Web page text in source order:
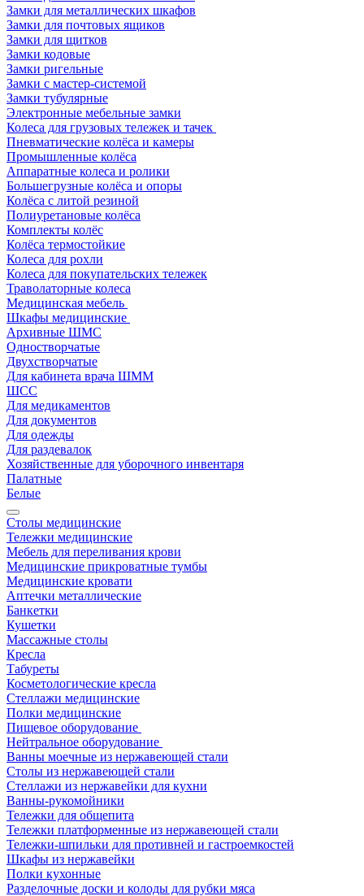
Замки для металлических шкафов
Замки для почтовых ящиков
Замки для щитков
Замки кодовые
Замки ригельные
Замки с мастер-системой
Замки тубулярные
Электронные мебельные замки
Колеса для грузовых тележек и тачек
Пневматические колёса и камеры
Промышленные колёса
Аппаратные колеса и ролики
Большегрузные колёса и опоры
Колёса с литой резиной
Полиуретановые колёса
Комплекты колёс
Колёса термостойкие
Колеса для рохли
Колеса для покупательских тележек
Траволаторные колеса
Медицинская мебель
Шкафы медицинские
Архивные ШМС
Одностворчатые
Двухстворчатые
Для кабинета врача ШММ
ШСС
Для медикаментов
Для документов
Для одежды
Для раздевалок
Хозяйственные для уборочного инвентаря
Палатные
Белые
Столы медицинские
Тележки медицинские
Мебель для переливания крови
Медицинские прикроватные тумбы
Медицинские кровати
Аптечки металлические
Банкетки
Кушетки
Массажные столы
Кресла
Табуреты
Косметологические кресла
Стеллажи медицинские
Полки медицинские
Пищевое оборудование
Нейтральное оборудование
Ванны моечные из нержавеющей стали
Столы из нержавеющей стали
Стеллажи из нержавейки для кухни
Ванны-рукомойники
Тележки для общепита
Тележки платформенные из нержавеющей стали
Тележки-шпильки для противней и гастроемкостей
Шкафы из нержавейки
Полки кухонные
Разделочные доски и колоды для рубки мяса